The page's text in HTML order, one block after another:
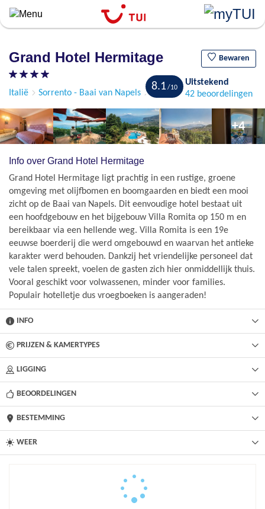
Overslaan
algemene
gaan
Grand Hotel Hermitage Bewaren
Italië Sorrento - Baai van Napels Sant'Agata sui due Golfi
8.1
Uitstekend
42 beoordelingen
+4
Info over Grand Hotel Hermitage
Grand Hotel Hermitage ligt prachtig in een rustige, groene
omgeving met olijfbomen en boomgaarden en biedt een mooi
zicht op de Baai van Napels. Dit eenvoudige hotel bestaat uit
een hoofdgebouw en het bijgebouw Villa Romita op 150 m en
bereikbaar via een hellende weg. Villa Romita is een 19e
eeuwse boerderij die werd omgebouwd en waarvan het antieke
karakter werd behouden. Dankzij het vriendelijke personeel dat
vele talen spreekt, voelen de gasten zich hier onmiddellijk thuis.
Vooral geschikt voor volwassenen, minder voor families.
Populair hotelletje dus vroegboeken is aangeraden!
INFO
PRIJZEN & KAMERTYPES
LIGGING
BEOORDELINGEN
BESTEMMING
WEER